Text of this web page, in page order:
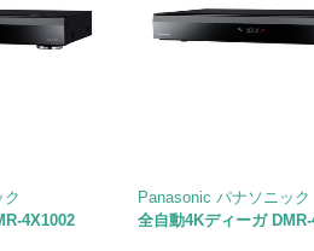
4X1002
Panasonic パナソニック
全自動4Kディーガ